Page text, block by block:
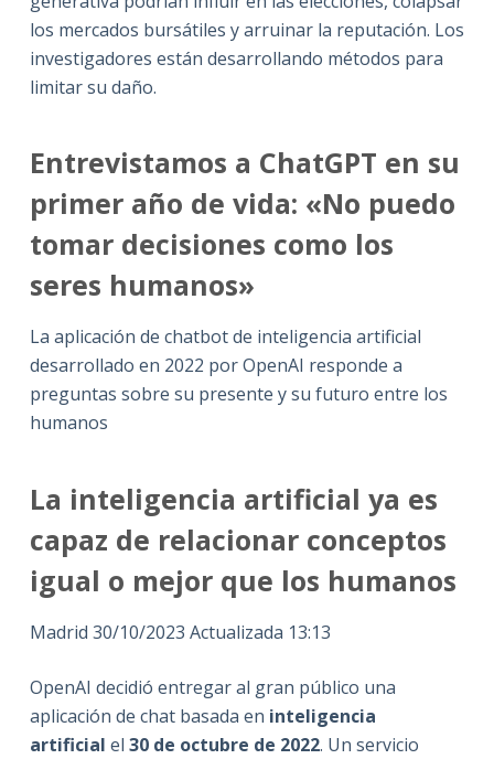
los mercados bursátiles y arruinar la reputación. Los
investigadores están desarrollando métodos para
limitar su daño.
Entrevistamos a ChatGPT en su
primer año de vida: «No puedo
tomar decisiones como los
seres humanos»
La aplicación de chatbot de inteligencia artificial
desarrollado en 2022 por OpenAI responde a
preguntas sobre su presente y su futuro entre los
humanos
La inteligencia artificial ya es
capaz de relacionar conceptos
igual o mejor que los humanos
Madrid 30/10/2023 Actualizada 13:13
OpenAI decidió entregar al gran público una
aplicación de chat basada en inteligencia
artificial el 30 de octubre de 2022. Un servicio